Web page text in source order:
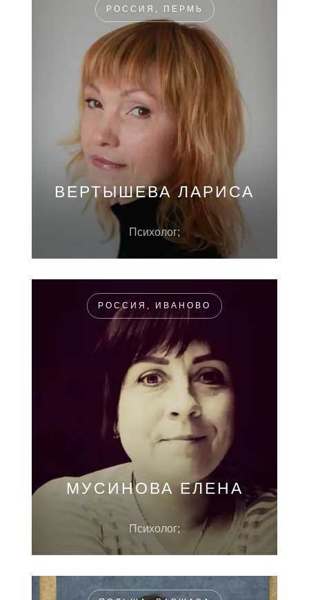
РОССИЯ, ПЕРМЬ
ВЕРТЫШЕВА ЛАРИСА
Психолог;
РОССИЯ, ИВАНОВО
МУСИНОВА ЕЛЕНА
Психолог;